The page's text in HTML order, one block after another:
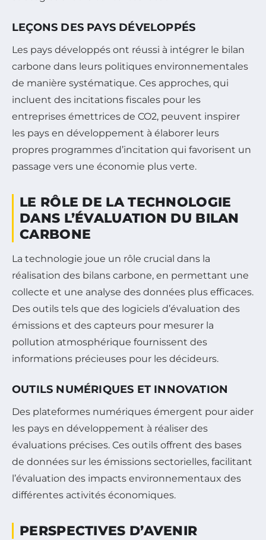
LEÇONS DES PAYS DÉVELOPPÉS
Les pays développés ont réussi à intégrer le bilan
carbone dans leurs politiques environnementales
de manière systématique. Ces approches, qui
incluent des incitations fiscales pour les
entreprises émettrices de CO2, peuvent inspirer
les pays en développement à élaborer leurs
propres programmes d’incitation qui favorisent un
passage vers une économie plus verte.
LE RÔLE DE LA TECHNOLOGIE
DANS L’ÉVALUATION DU BILAN
CARBONE
La technologie joue un rôle crucial dans la
réalisation des bilans carbone, en permettant une
collecte et une analyse des données plus efficaces.
Des outils tels que des logiciels d’évaluation des
émissions et des capteurs pour mesurer la
pollution atmosphérique fournissent des
informations précieuses pour les décideurs.
OUTILS NUMÉRIQUES ET INNOVATION
Des plateformes numériques émergent pour aider
les pays en développement à réaliser des
évaluations précises. Ces outils offrent des bases
de données sur les émissions sectorielles, facilitant
l’évaluation des impacts environnementaux des
différentes activités économiques.
PERSPECTIVES D’AVENIR